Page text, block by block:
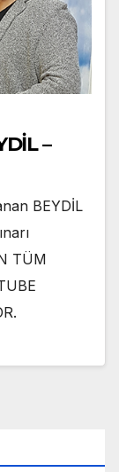
–
BEYDİL
TÜM